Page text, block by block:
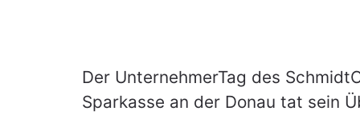
Der UnternehmerTag des
Sparkasse an der Donau tat sein